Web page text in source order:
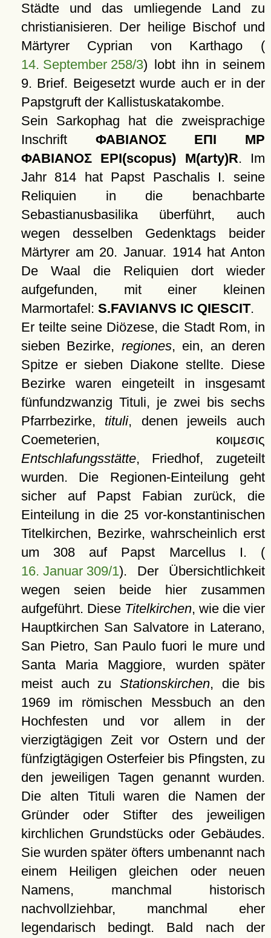
Städte und das umliegende Land zu
christianisieren. Der heilige Bischof und
Märtyrer Cyprian von Karthago (
14. September 258/3) lobt ihn in seinem
9. Brief. Beigesetzt wurde auch er in der
Papstgruft der Kallistuskatakombe.
Sein Sarkophag hat die zweisprachige
Inschrift ΦΑΒΙΑΝΟΣ ΕΠΙ ΜΡ
ΦΑΒΙΑΝΟΣ EPI(scopus) M(arty)R. Im
Jahr 814 hat Papst Paschalis I. seine
Reliquien in die benachbarte
Sebastianusbasilika überführt, auch
wegen desselben Gedenktags beider
Märtyrer am 20. Januar. 1914 hat Anton
De Waal die Reliquien dort wieder
aufgefunden, mit einer kleinen
Marmortafel: S.FAVIANVS IC QIESCIT.
Er teilte seine Diözese, die Stadt Rom, in
sieben Bezirke, regiones, ein, an deren
Spitze er sieben Diakone stellte. Diese
Bezirke waren eingeteilt in insgesamt
fünfundzwanzig Tituli, je zwei bis sechs
Pfarrbezirke, tituli, denen jeweils auch
Coemeterien, κοιμεσις
Entschlafungsstätte, Friedhof, zugeteilt
wurden. Die Regionen-Einteilung geht
sicher auf Papst Fabian zurück, die
Einteilung in die 25 vor-konstantinischen
Titelkirchen, Bezirke, wahrscheinlich erst
um 308 auf Papst Marcellus I. (
16. Januar 309/1). Der Übersichtlichkeit
wegen seien beide hier zusammen
aufgeführt. Diese Titelkirchen, wie die vier
Hauptkirchen San Salvatore in Laterano,
San Pietro, San Paulo fuori le mure und
Santa Maria Maggiore, wurden später
meist auch zuStationskirchen, die bis
1969 im römischen Messbuch an den
Hochfesten und vor allem in der
vierzigtägigen Zeit vor Ostern und der
fünfzigtägigen Osterfeier bis Pfingsten, zu
den jeweiligen Tagen genannt wurden.
Die alten Tituli waren die Namen der
Gründer oder Stifter des jeweiligen
kirchlichen Grundstücks oder Gebäudes.
Sie wurden später öfters umbenannt nach
einem Heiligen gleichen oder neuen
Namens, manchmal historisch
nachvollziehbar, manchmal eher
legendarisch bedingt. Bald nach der